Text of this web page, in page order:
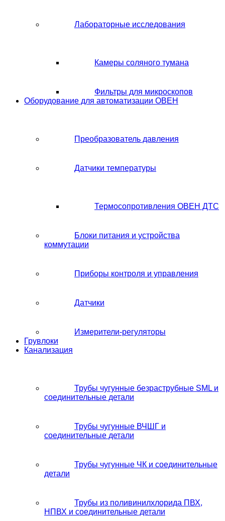
Лабораторные исследования
Камеры соляного тумана
Фильтры для микроскопов
Оборудование для автоматизации ОВЕН
Преобразователь давления
Датчики температуры
Термосопротивления ОВЕН ДТС
Блоки питания и устройства
коммутации
Приборы контроля и управления
Датчики
Измерители-регуляторы
Грувлоки
Канализация
Трубы чугунные безраструбные SML и
соединительные детали
Трубы чугунные ВЧШГ и
соединительные детали
Трубы чугунные ЧК и соединительные
детали
Трубы из поливинилхлорида ПВХ,
НПВХ и соединительные детали